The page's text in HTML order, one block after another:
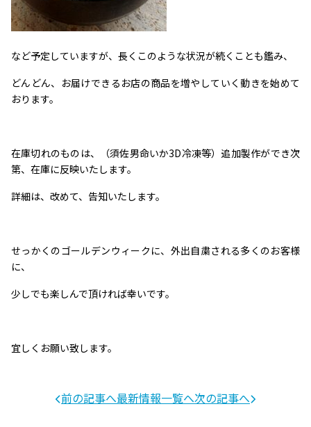
など予定していますが、長くこのような状況が続くことも鑑み、
どんどん、お届けできるお店の商品を増やしていく動きを始めて
おります。
在庫切れのものは、（須佐男命いか3D冷凍等）追加製作ができ次
第、在庫に反映いたします。
詳細は、改めて、告知いたします。
せっかくのゴールデンウィークに、外出自粛される多くのお客様
に、
少しでも楽しんで頂ければ幸いです。
宜しくお願い致します。
前の記事へ最新情報一覧へ次の記事へ